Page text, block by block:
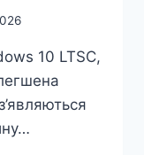
10 LTSC,